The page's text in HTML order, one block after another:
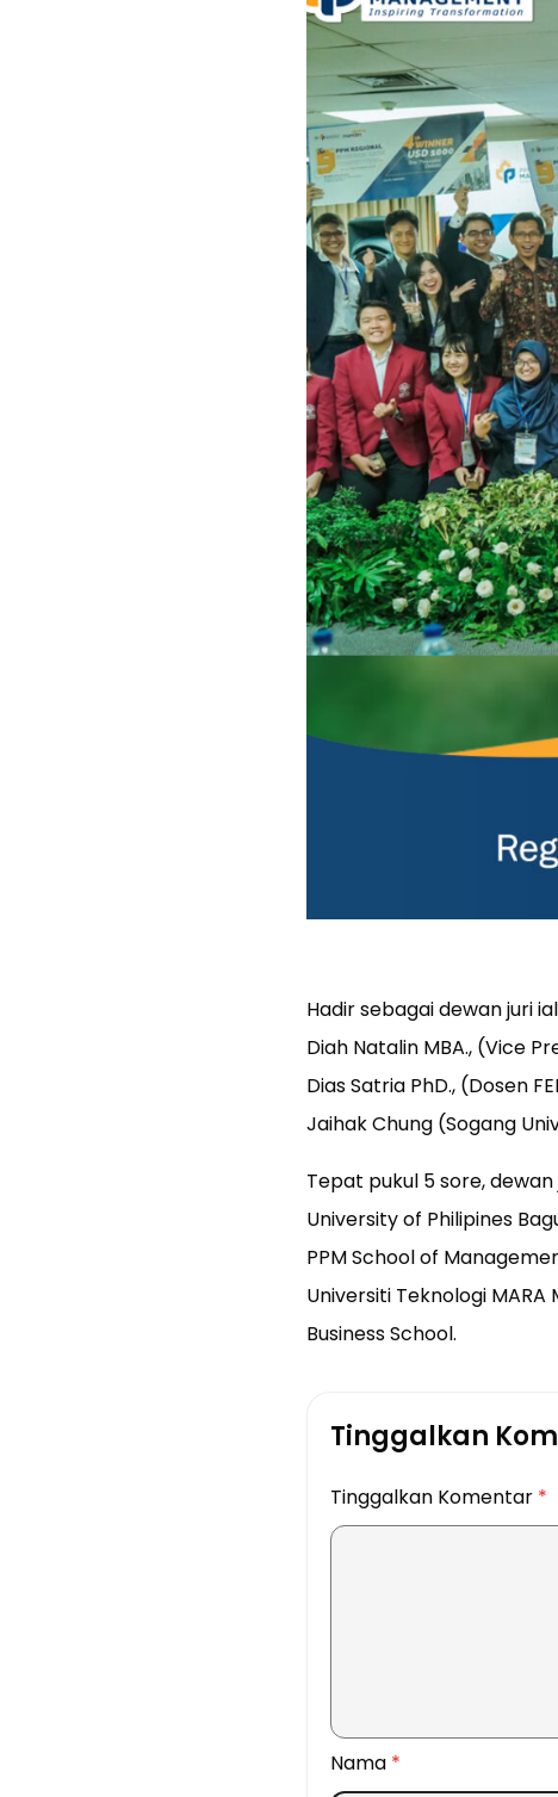
Hadir sebagai dewan juri
Diah Natalin MBA., (Vice
Dias Satria PhD., (Dosen
Jaihak Chung (Sogang
Tepat pukul 5 sore,
University of Philipines
PPM School of
Universiti Teknologi
Business School.
Tinggalkan
Tinggalkan Komentar *
Nama *